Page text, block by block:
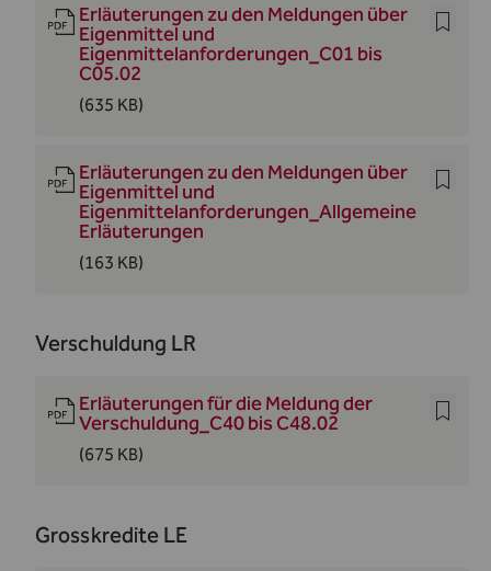
Erläuterungen zu den Meldungen über
Eigenmittel und
Eigenmittelanforderungen_C01 bis
C05.02
(635 KB)
Erläuterungen zu den Meldungen über
Eigenmittel und
Eigenmittelanforderungen_Allgemeine
Erläuterungen
(163 KB)
Verschuldung LR
Erläuterungen für die Meldung der
Verschuldung_C40 bis C48.02
(675 KB)
Grosskredite LE